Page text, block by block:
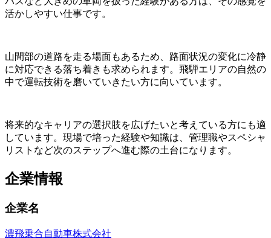
活かしやすい仕事です。
山間部の道路を走る場面もあるため、路面状況の変化に冷静
に対応できる落ち着きも求められます。飛騨エリアの自然の
中で運転技術を磨いていきたい方に向いています。
将来的なキャリアの選択肢を広げたいと考えている方にも適
しています。現場で培った経験や知識は、管理職やスペシャ
リストなど次のステップへ進む際の土台になります。
企業情報
企業名
濃飛乗合自動車株式会社